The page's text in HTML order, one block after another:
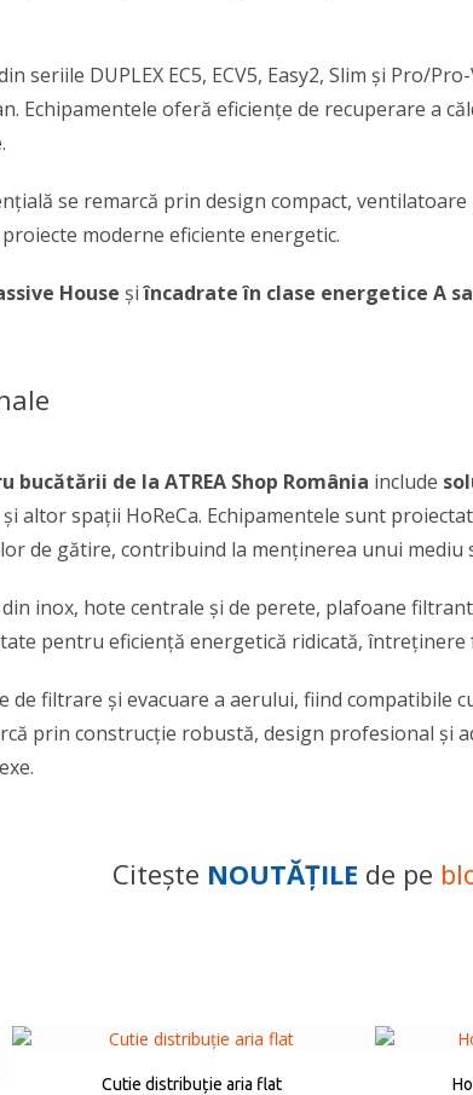
seriile DUPLEX EC5, ECV5, Easy2, Slim și Pro/
Echipamentele oferă eficiențe de recuperare a
se remarcă prin design compact,
moderne eficiente energetic.
House șiîncadrate în clase energetice A
de la ATREA Shop România include
spații HoReCa. Echipamentele sunt
de gătire, contribuind la menținerea unui
inox, hote centrale și de perete, plafoane
pentru eficiență energetică ridicată,
de filtrare și evacuare a aerului, fiind
prin construcție robustă, design profesional
Citește NOUTĂŢILE de pe
Cutie distribuție aria flat